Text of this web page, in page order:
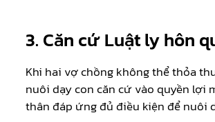
3. Căn cứ Luật ly hôn
Khi hai vợ chồng không thể thỏa
nuôi dạy con căn cứ vào quyền lợi
thân đáp ứng đủ điều kiện để nuôi